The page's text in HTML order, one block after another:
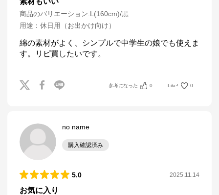
商品のバリエーション:L(160cm)/黒
用途 ： 休日用（お出かけ向け）
綿の素材がよく、シンプルで中学生の娘でも使えま
す。リピ買したいです。
参考になった 0 Like! 0
no name
購入確認済み
5.0 2025.11.14
お気に入り